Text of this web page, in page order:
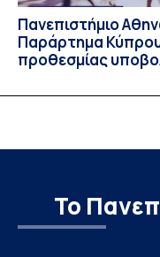
Πανεπιστήμιο
Παράρτημα
προθεσμίας
υποψηφίων
Το